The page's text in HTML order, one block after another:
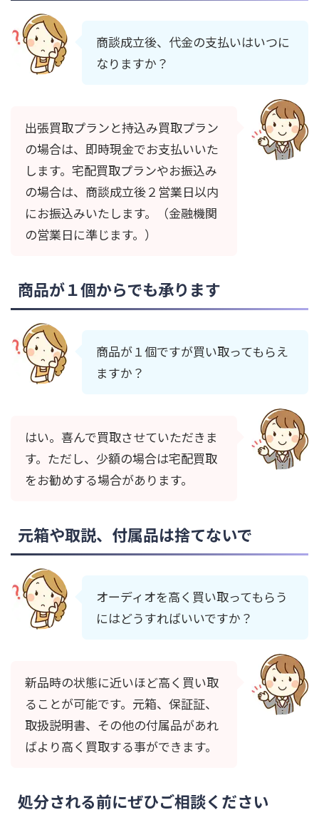
商談成立後、代金の支払いはいつに
なりますか？
出張買取プランと持込み買取プラン
の場合は、即時現金でお支払いいた
します。宅配買取プランやお振込み
の場合は、商談成立後２営業日以内
にお振込みいたします。（金融機関
の営業日に準じます。）
商品が１個からでも承ります
商品が１個ですが買い取ってもらえ
ますか？
はい。喜んで買取させていただきま
す。ただし、少額の場合は宅配買取
をお勧めする場合があります。
元箱や取説、付属品は捨てないで
オーディオを高く買い取ってもらう
にはどうすればいいですか？
新品時の状態に近いほど高く買い取
ることが可能です。元箱、保証証、
取扱説明書、その他の付属品があれ
ばより高く買取する事ができます。
処分される前にぜひご相談ください